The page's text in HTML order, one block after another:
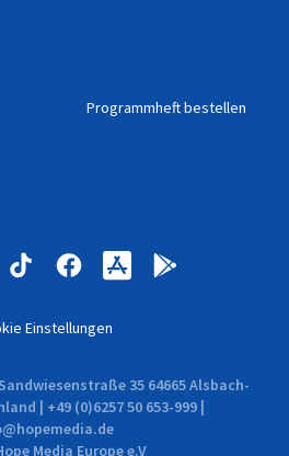
Programmheft bestellen
Einstellungen
35 64665 Alsbach-
| +49 (0)6257 50 653-999 |
Media Europe e.V